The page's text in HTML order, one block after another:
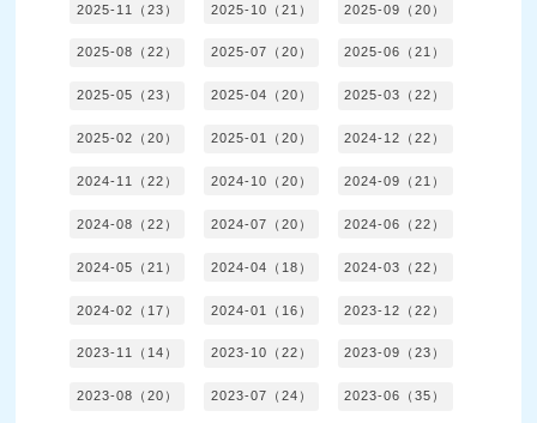
2025-11（23） 2025-10（21） 2025-09（20）
2025-08（22） 2025-07（20） 2025-06（21）
2025-05（23） 2025-04（20） 2025-03（22）
2025-02（20） 2025-01（20） 2024-12（22）
2024-11（22） 2024-10（20） 2024-09（21）
2024-08（22） 2024-07（20） 2024-06（22）
2024-05（21） 2024-04（18） 2024-03（22）
2024-02（17） 2024-01（16） 2023-12（22）
2023-11（14） 2023-10（22） 2023-09（23）
2023-08（20） 2023-07（24） 2023-06（35）